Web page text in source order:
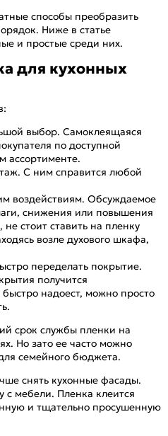
способы преобразить
Ниже в статье
и простые среди них.
для кухонных
выбор. Самоклеящаяся
по доступной
ассортименте.
С ним справится любой
воздействиям. Обсуждаемое
снижения или повышения
стоит ставить на пленку
возле духового шкафа,
переделать покрытие.
получится
надоест, можно просто
срок службы пленки на
Но зато ее часто можно
семейного бюджета.
снять кухонные фасады.
с мебели. Пленка клеится
и тщательно просушенную